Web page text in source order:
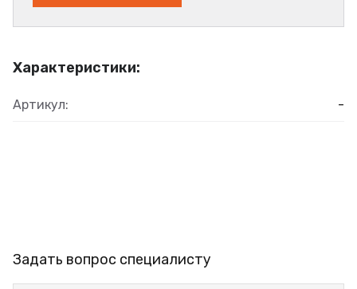
Характеристики:
Артикул: -
Задать вопрос специалисту